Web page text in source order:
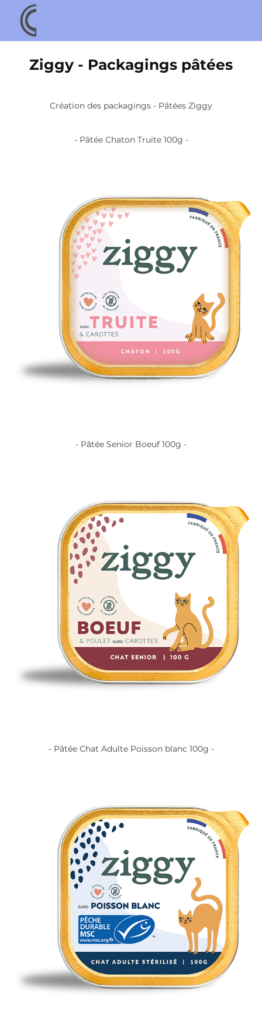
Ziggy - Packagings pâtées
Création des packagings - Pâtées Ziggy
- Pâtée Chaton Truite 100g -
- Pâtée Senior Boeuf 100g -
- Pâtée Chat Adulte Poisson blanc 100g -